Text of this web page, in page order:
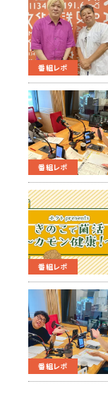
番組レポ
番組レポ
番組レポ
番組レポ